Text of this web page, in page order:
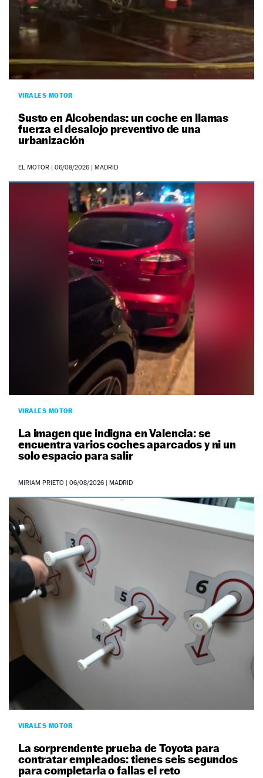
VIRALES MOTOR
Susto en Alcobendas: un coche en llamas
fuerza el desalojo preventivo de una
urbanización
EL MOTOR 06/08/2026 | MADRID
VIRALES MOTOR
La imagen que indigna en Valencia: se
encuentra varios coches aparcados y ni un
solo espacio para salir
MIRIAM PRIETO | 06/08/2026 | MADRID
VIRALES MOTOR
La sorprendente prueba de Toyota para
contratar empleados: tienes seis segundos
para completarla o fallas el reto